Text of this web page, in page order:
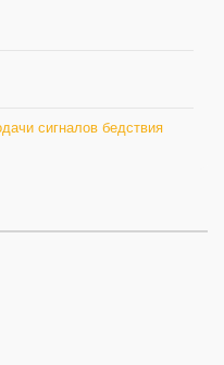
сигналов бедствия